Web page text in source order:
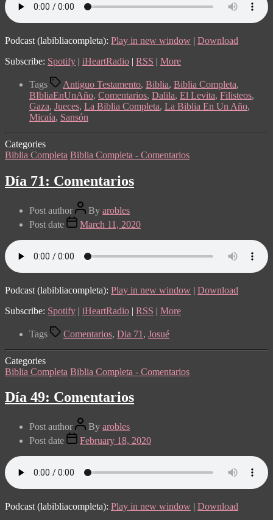
Podcast (labibliacompleta): Play in new window | Download
Subscribe: Spotify | iHeartRadio | RSS | More
Tags Antiguo Testamento, Biblia, Biblia Completa,
BIbliaEnUnAño, Comentarios, Dalila, El Levita, Filisteos,
Gaza, Jueces, La Biblia Completa, La Biblia En Un Año,
Micaía, Sansón
Categories
Biblia Completa Biblia Completa - Comentarios
Día 71: Comentarios
Post author By arobles
Post date
March 11, 2020
Podcast (labibliacompleta): Play in new window | Download
Subscribe: Spotify | iHeartRadio | RSS | More
Tags Comentarios, Dia 71 , Josué
Categories
Biblia Completa Biblia Completa - Comentarios
Día 49: Comentarios
Post author By arobles
Post date
February 18, 2020
Podcast (labibliacompleta): Play in new window | Download